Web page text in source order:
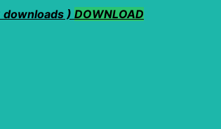
downloads ) DOWNLOAD